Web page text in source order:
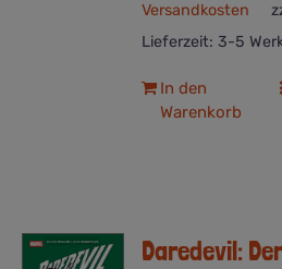
Versandkosten
Lieferzeit: 3-5
In den
Warenkorb
Daredevil: